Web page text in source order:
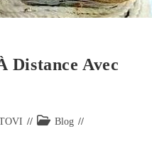
Distance Avec
Blog